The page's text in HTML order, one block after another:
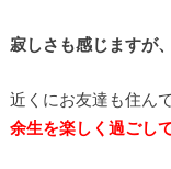
寂しさも感じますが
近くにお友達も住ん
余生を楽しく過ごし